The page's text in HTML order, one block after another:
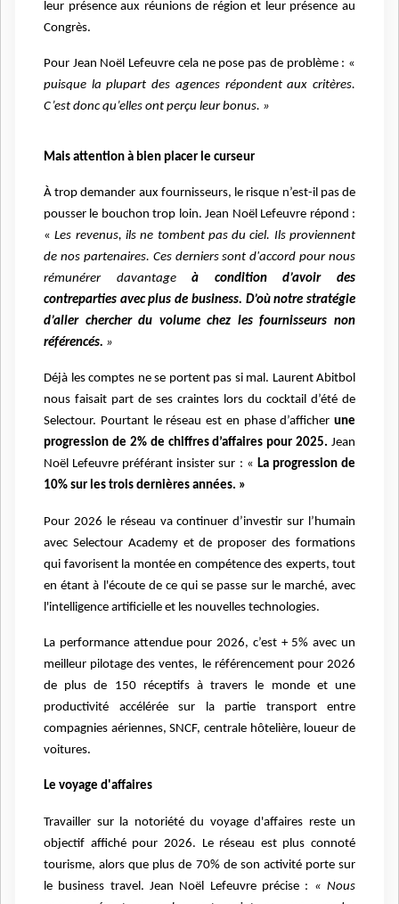
leur présence aux réunions de région et leur présence au
Congrès.
Pour Jean Noël Lefeuvre cela ne pose pas de problème : «
puisque la plupart des agences répondent aux critères.
C’est donc qu’elles ont perçu leur bonus. »
Mais attention à bien placer le curseur
À trop demander aux fournisseurs, le risque n’est-il pas de
pousser le bouchon trop loin. Jean Noël Lefeuvre répond :
«Les revenus, ils ne tombent pas du ciel. Ils proviennent
de nos partenaires. Ces derniers sont d'accord pour nous
rémunérer davantageà condition d’avoir des
contreparties avec plus de business. D’où notre stratégie
d’aller chercher du volume chez les fournisseurs non
référencés. »
Déjà les comptes ne se portent pas si mal. Laurent Abitbol
nous faisait part de ses craintes lors du cocktail d’été de
Selectour. Pourtant le réseau est en phase d’afficher une
progression de 2% de chiffres d’affaires pour 2025. Jean
Noël Lefeuvre préférant insister sur : « La progression de
10% sur les trois dernières années. »
Pour 2026 le réseau va continuer d’investir sur l’humain
avec Selectour Academy et de proposer des formations
qui favorisent la montée en compétence des experts, tout
en étant à l'écoute de ce qui se passe sur le marché, avec
l'intelligence artificielle et les nouvelles technologies.
La performance attendue pour 2026, c’est + 5% avec un
meilleur pilotage des ventes, le référencement pour 2026
de plus de 150 réceptifs à travers le monde et une
productivité accélérée sur la partie transport entre
compagnies aériennes, SNCF, centrale hôtelière, loueur de
voitures.
Le voyage d'affaires
Travailler sur la notoriété du voyage d'affaires reste un
objectif affiché pour 2026. Le réseau est plus connoté
tourisme, alors que plus de 70% de son activité porte sur
le business travel. Jean Noël Lefeuvre précise : « Nous